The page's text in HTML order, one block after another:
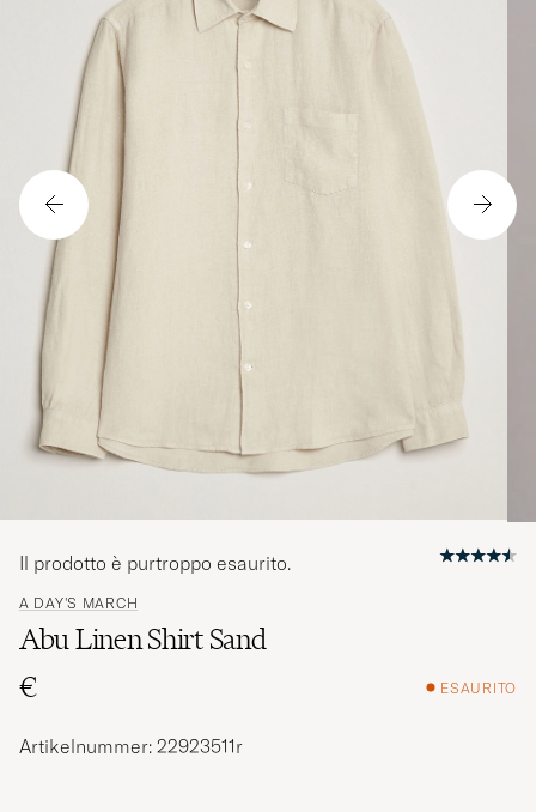
A DAY'S MARCH
Abu Linen Shirt Sand
€
ESAURITO
Il prodotto è purtroppo esaurito.
Artikelnummer: 22923511r